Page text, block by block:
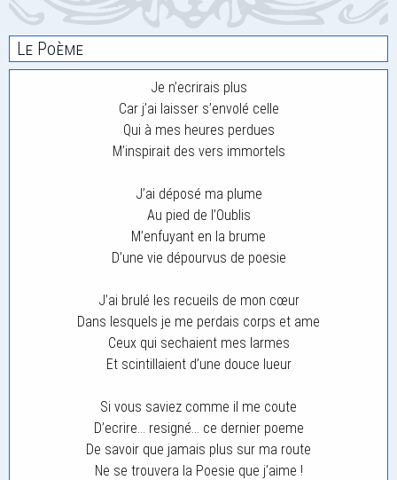
Le Poème
Je n’ecrirais plus
Car j’ai laisser s’envolé celle
Qui à mes heures perdues
M’inspirait des vers immortels
J’ai déposé ma plume
Au pied de l’Oublis
M’enfuyant en la brume
D’une vie dépourvus de poesie
J’ai brulé les recueils de mon cœur
Dans lesquels je me perdais corps et ame
Ceux qui sechaient mes larmes
Et scintillaient d’une douce lueur
Si vous saviez comme il me coute
D’ecrire… resigné… ce dernier poeme
De savoir que jamais plus sur ma route
Ne se trouvera la Poesie que j’aime !